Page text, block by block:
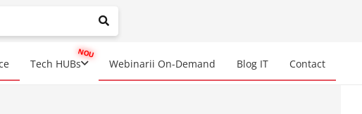
autocomplete results are available use up and down arrows to
Tech HUBs Webinarii On-Demand Blog IT Contact